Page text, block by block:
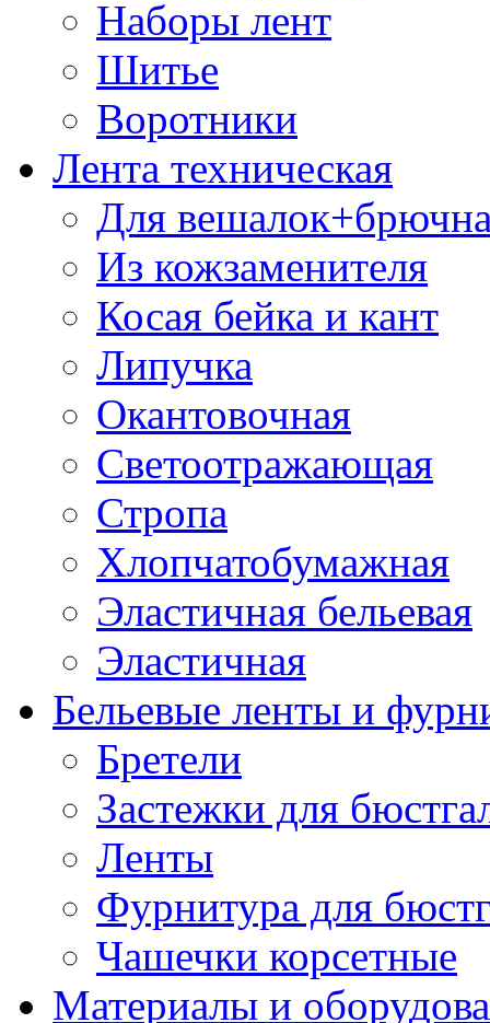
Наборы лент
Шитье
Воротники
Лента техническая
Для
Из кожзаменителя
Косая бейка и кант
Липучка
Окантовочная
Светоотражающая
Стропа
Хлопчатобумажная
Эластичная бельевая
Эластичная
Бельевые ленты и
Бретели
Застежки для
Ленты
Фурнитура для
Чашечки корсетные
Материалы и